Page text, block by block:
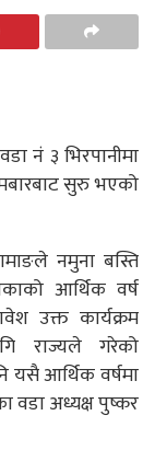
नं ३ भिरपानीमा
सुरु भएको
नमुना बस्ति
आर्थिक वर्ष
उक्त कार्यक्रम
राज्यले गरेको
आर्थिक वर्षमा
वडा अध्यक्ष पुष्कर